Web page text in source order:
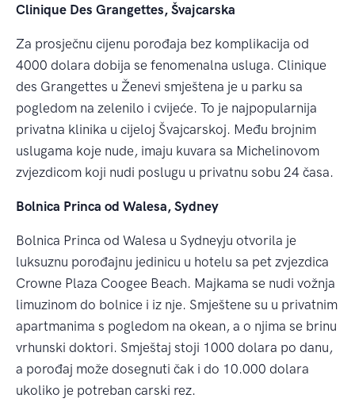
Clinique Des Grangettes, Švajcarska
Za prosječnu cijenu porođaja bez komplikacija od
4000 dolara dobija se fenomenalna usluga. Clinique
des Grangettes u Ženevi smještena je u parku sa
pogledom na zelenilo i cvijeće. To je najpopularnija
privatna klinika u cijeloj Švajcarskoj. Među brojnim
uslugama koje nude, imaju kuvara sa Michelinovom
zvjezdicom koji nudi poslugu u privatnu sobu 24 časa.
Bolnica Princa od Walesa, Sydney
Bolnica Princa od Walesa u Sydneyju otvorila je
luksuznu porođajnu jedinicu u hotelu sa pet zvjezdica
Crowne Plaza Coogee Beach. Majkama se nudi vožnja
limuzinom do bolnice i iz nje. Smještene su u privatnim
apartmanima s pogledom na okean, a o njima se brinu
vrhunski doktori. Smještaj stoji 1000 dolara po danu,
a porođaj može dosegnuti čak i do 10.000 dolara
ukoliko je potreban carski rez.